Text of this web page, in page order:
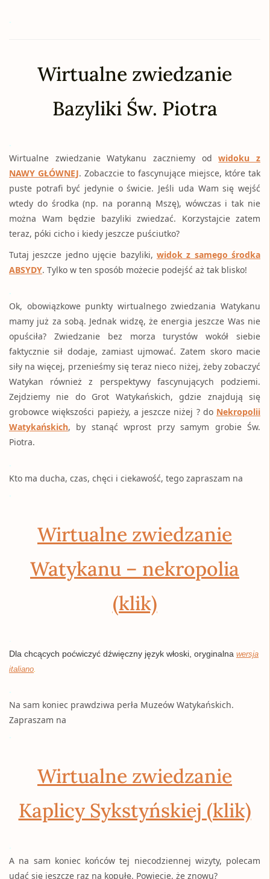
.
Wirtualne zwiedzanie
Bazyliki Św. Piotra
.
Wirtualne zwiedzanie Watykanu zaczniemy od widoku z
NAWY GŁÓWNEJ. Zobaczcie to fascynujące miejsce, które tak
puste potrafi być jedynie o świcie. Jeśli uda Wam się wejść
wtedy do środka (np. na poranną Mszę), wówczas i tak nie
można Wam będzie bazyliki zwiedzać. Korzystajcie zatem
teraz, póki cicho i kiedy jeszcze puściutko?
Tutaj jeszcze jedno ujęcie bazyliki, widok z samego środka
ABSYDY. Tylko w ten sposób możecie podejść aż tak blisko!
.
Ok, obowiązkowe punkty wirtualnego zwiedzania Watykanu
mamy już za sobą. Jednak widzę, że energia jeszcze Was nie
opuściła? Zwiedzanie bez morza turystów wokół siebie
faktycznie sił dodaje, zamiast ujmować. Zatem skoro macie
siły na więcej, przenieśmy się teraz nieco niżej, żeby zobaczyć
Watykan również z perspektywy fascynujących podziemi.
Zejdziemy nie do Grot Watykańskich, gdzie znajdują się
grobowce większości papieży, a jeszcze niżej ? do Nekropolii
Watykańskich, by stanąć wprost przy samym grobie Św.
Piotra.
.
Kto ma ducha, czas, chęci i ciekawość, tego zapraszam na
.
Wirtualne zwiedzanie
Watykanu – nekropolia
(klik)
Dla chcących poćwiczyć dźwięczny język włoski, oryginalna wersja
italiano
.
Na sam koniec prawdziwa perła Muzeów Watykańskich.
Zapraszam na
.
Wirtualne zwiedzanie
Kaplicy Sykstyńskiej (klik)
.
A na sam koniec końców tej niecodziennej wizyty, polecam
udać się jeszcze raz na kopułę. Powiecie, że znowu?